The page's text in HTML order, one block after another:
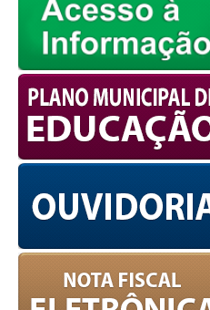
Cookies Policy